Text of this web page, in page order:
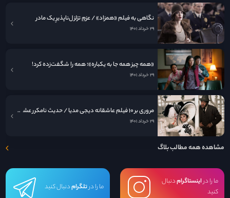
نگاهی به فيلم «همزاد» / عزمِ تزلزل‌ناپذیرِ یک مادر
۲۹ خرداد ۱۴۰۱
«همه چیز همه جا به یکباره»؛ همه را شگفت‌زده کرد!
۲۹ خرداد ۱۴۰۱
مروری بر ۱۰ فیلم عاشقانه دیجی مدیا / حدیث نامکرر عشق در قاب سینما
۲۹ خرداد ۱۴۰۱
مشاهده همه مطالب بلاگ
ما را دراینستاگرامدنبال
کنید
ما را درتلگرامدنبال کنید